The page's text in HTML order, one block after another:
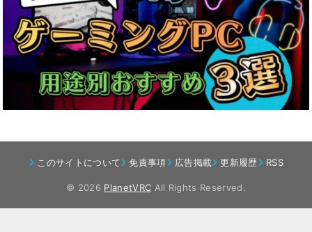
このサイトについて 免責事項 広告掲載 更新履歴 RSS
© 2026 PlanetVRC All Rights Reserved.